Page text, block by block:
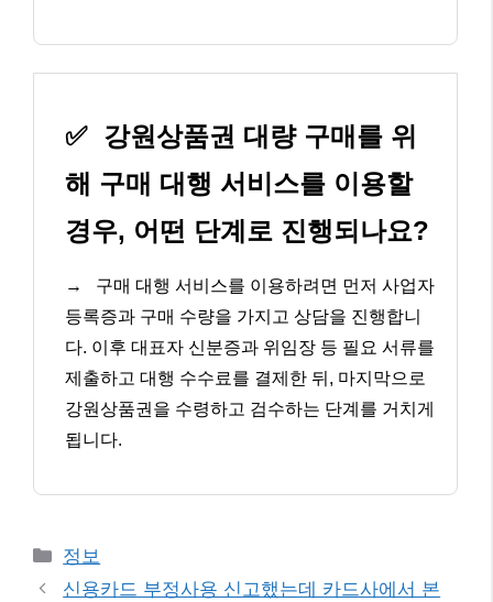
✅ 강원상품권 대량 구매를 위
해 구매 대행 서비스를 이용할
경우, 어떤 단계로 진행되나요?
→
구매 대행 서비스를 이용하려면 먼저 사업자
등록증과 구매 수량을 가지고 상담을 진행합니
다. 이후 대표자 신분증과 위임장 등 필요 서류를
제출하고 대행 수수료를 결제한 뒤, 마지막으로
강원상품권을 수령하고 검수하는 단계를 거치게
됩니다.
카
테
정보
신용카드 부정사용 신고했는데 카드사에서 본